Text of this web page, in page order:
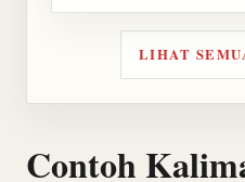
LIHAT
Contoh